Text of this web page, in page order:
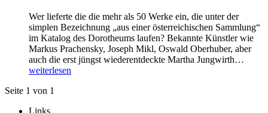
Wer lieferte die die mehr als 50 Werke ein, die unter der
simplen Bezeichnung „aus einer österreichischen Sammlung“
im Katalog des Dorotheums laufen? Bekannte Künstler wie
Markus Prachensky, Joseph Mikl, Oswald Oberhuber, aber
auch die erst jüngst wiederentdeckte Martha Jungwirth…
weiterlesen
Seite 1 von 1